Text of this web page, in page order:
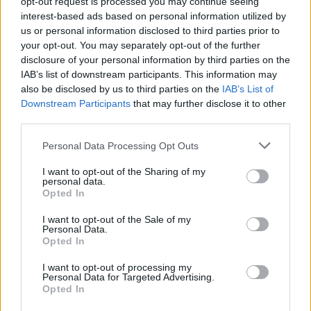
interest-based ads based on personal information utilized by
us or personal information disclosed to third parties prior to
your opt-out. You may separately opt-out of the further
disclosure of your personal information by third parties on the
IAB’s list of downstream participants. This information may
also be disclosed by us to third parties on the IAB’s List of
Downstream Participants that may further disclose it to other
Please note that this website/app uses one or more Google
not limited to your visit or usage behaviour. You may click to
grant or deny consent to Google and its third-party tags to
use your data for below specified purposes in below Google
consent section.
Personal Data Processing Opt Outs
I want to opt-out of the Sharing of my
personal data.
Opted In
I want to opt-out of the Sale of my
Personal Data.
Opted In
I want to opt-out of processing my
Personal Data for Targeted Advertising.
Opted In
«Η Εθνική Κωφών με έκανε καλύτερο
άνθρωπο»
Ο άνθρωπος που βρίσκεται στην τεχνική ηγεσία της
ομάδας από το 2022, ο Βασίλης Γεραγωτέλλης, έχει
συνδέσει το όνομά του με κορυφαίες ευρωπαϊκές
ομάδες ως άμεσος συνεργάτης του Γιάννη
Σφαιρόπουλου, έχοντας εργαστεί σε συλλόγους όπως
παρουσία του στον πάγκο της Εθνικής Κωφών
αποτελεί μία από τις σημαντικότερες εμπειρίες της ζωής
«Η εμπειρία μου με το μπάσκετ κωφών τα
τελευταία τέσσερα χρόνια είναι κάτι που δεν θα ξεχάσω